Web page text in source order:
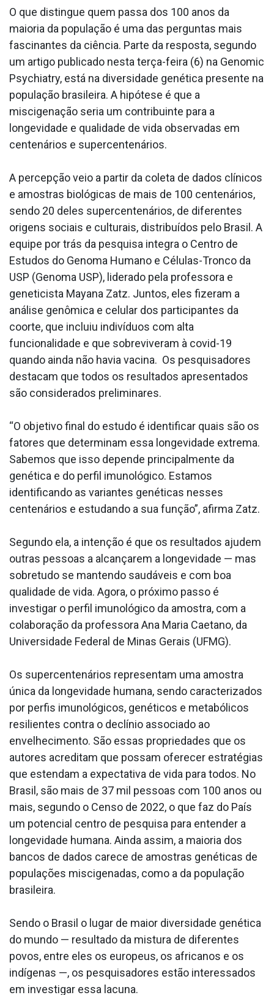
O que distingue quem passa dos 100 anos da
maioria da população é uma das perguntas mais
fascinantes da ciência. Parte da resposta, segundo
um artigo publicado nesta terça-feira (6) na Genomic
Psychiatry, está na diversidade genética presente na
população brasileira. A hipótese é que a
miscigenação seria um contribuinte para a
longevidade e qualidade de vida observadas em
centenários e supercentenários.
A percepção veio a partir da coleta de dados clínicos
e amostras biológicas de mais de 100 centenários,
sendo 20 deles supercentenários, de diferentes
origens sociais e culturais, distribuídos pelo Brasil. A
equipe por trás da pesquisa integra o Centro de
Estudos do Genoma Humano e Células-Tronco da
USP (Genoma USP), liderado pela professora e
geneticista Mayana Zatz. Juntos, eles fizeram a
análise genômica e celular dos participantes da
coorte, que incluiu indivíduos com alta
funcionalidade e que sobreviveram à covid-19
quando ainda não havia vacina. Os pesquisadores
destacam que todos os resultados apresentados
são considerados preliminares.
“O objetivo final do estudo é identificar quais são os
fatores que determinam essa longevidade extrema.
Sabemos que isso depende principalmente da
genética e do perfil imunológico. Estamos
identificando as variantes genéticas nesses
centenários e estudando a sua função”, afirma Zatz.
Segundo ela, a intenção é que os resultados ajudem
outras pessoas a alcançarem a longevidade — mas
sobretudo se mantendo saudáveis e com boa
qualidade de vida. Agora, o próximo passo é
investigar o perfil imunológico da amostra, com a
colaboração da professora Ana Maria Caetano, da
Universidade Federal de Minas Gerais (UFMG).
Os supercentenários representam uma amostra
única da longevidade humana, sendo caracterizados
por perfis imunológicos, genéticos e metabólicos
resilientes contra o declínio associado ao
envelhecimento. São essas propriedades que os
autores acreditam que possam oferecer estratégias
que estendam a expectativa de vida para todos. No
Brasil, são mais de 37 mil pessoas com 100 anos ou
mais, segundo o Censo de 2022, o que faz do País
um potencial centro de pesquisa para entender a
longevidade humana. Ainda assim, a maioria dos
bancos de dados carece de amostras genéticas de
populações miscigenadas, como a da população
brasileira.
Sendo o Brasil o lugar de maior diversidade genética
do mundo — resultado da mistura de diferentes
povos, entre eles os europeus, os africanos e os
indígenas —, os pesquisadores estão interessados
em investigar essa lacuna.